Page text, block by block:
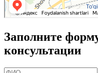
Заполните
консультации